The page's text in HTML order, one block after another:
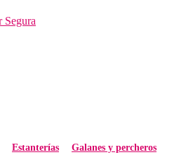
Estanterías Galanes y percheros